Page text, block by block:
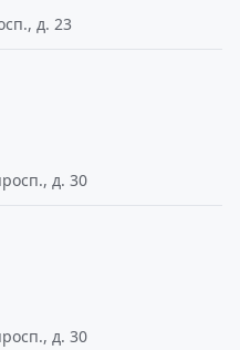
д. 23
д. 30
д. 30